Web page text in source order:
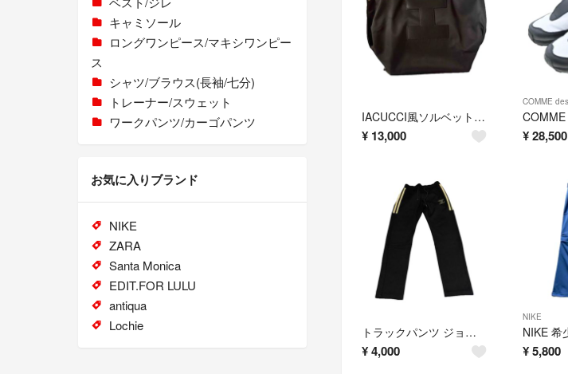
IACUCCI風ソルベット 3way リュック バックパック
¥ 13,000 ¥28,500
トラックパンツ ジョガーパンツ
¥4,000
NIKE
¥5,800
キャミソール
ロングワンピース/マキシワンピー
ス
シャツ/ブラウス(長袖/七分)
トレーナー/スウェット
ワークパンツ/カーゴパンツ
お気に入りブランド
NIKE
ZARA
Santa Monica
EDIT.FOR LULU
antiqua
Lochie